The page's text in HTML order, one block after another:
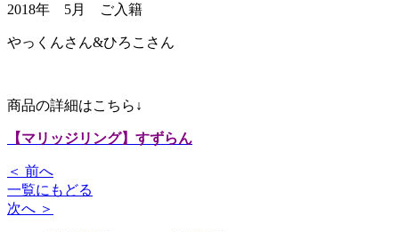
2018年 5月 ご入籍
やっくんさん&ひろこさん
商品の詳細はこちら↓
【マリッジリング】すずらん
＜ 前へ
一覧にもどる
次へ ＞